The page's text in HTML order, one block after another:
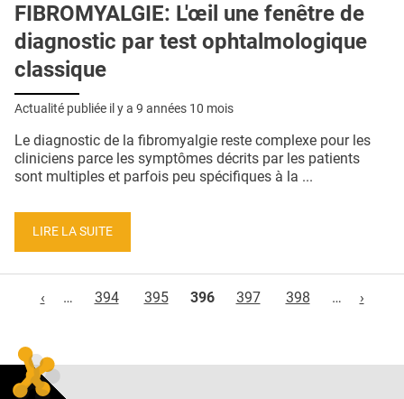
FIBROMYALGIE: L'œil une fenêtre de
diagnostic par test ophtalmologique
classique
Actualité publiée il y a 9 années 10 mois
Le diagnostic de la fibromyalgie reste complexe pour les
cliniciens parce les symptômes décrits par les patients
sont multiples et parfois peu spécifiques à la ...
LIRE LA SUITE
‹
… 394 395 396 397 398 … ›